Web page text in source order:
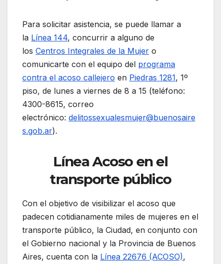
Para solicitar asistencia, se puede llamar a
la Línea 144, concurrir a alguno de
los Centros Integrales de la Mujer o
comunicarte con el equipo del programa
contra el acoso callejero en Piedras 1281, 1º
piso, de lunes a viernes de 8 a 15 (teléfono:
4300-8615, correo
electrónico: delitossexualesmujer@buenosaire
s.gob.ar).
Línea Acoso en el
transporte público
Con el objetivo de visibilizar el acoso que
padecen cotidianamente miles de mujeres en el
transporte público, la Ciudad, en conjunto con
el Gobierno nacional y la Provincia de Buenos
Aires, cuenta con la Línea 22676 (ACOSO),